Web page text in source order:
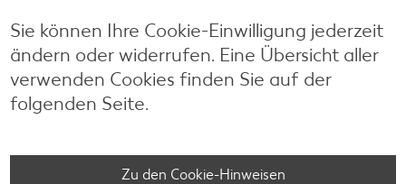
Sie können Ihre Cookie-Einwilligung jederzeit
ändern oder widerrufen. Eine Übersicht aller
verwenden Cookies finden Sie auf der
folgenden Seite.
Zu den Cookie-Hinweisen